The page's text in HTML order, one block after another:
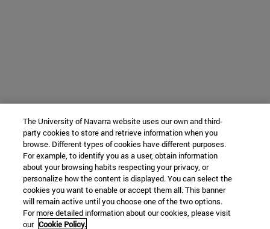
The University of Navarra website uses our own and third-
party cookies to store and retrieve information when you
browse. Different types of cookies have different purposes.
For example, to identify you as a user, obtain information
about your browsing habits respecting your privacy, or
personalize how the content is displayed. You can select the
cookies you want to enable or accept them all. This banner
will remain active until you choose one of the two options.
For more detailed information about our cookies, please visit
our Cookie Policy.